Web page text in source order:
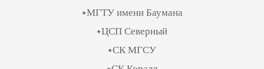
⭑МГТУ имени Баумана
⭑ЦСП Северный
⭑СК МГСУ